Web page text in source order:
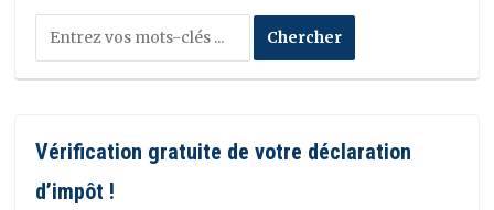
Vérification gratuite de votre déclaration
d’impôt !